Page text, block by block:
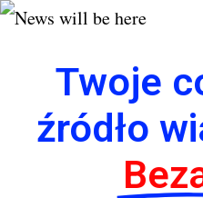
Twoje
źródło